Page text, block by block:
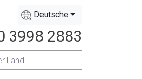
Deutsche
3998 2883